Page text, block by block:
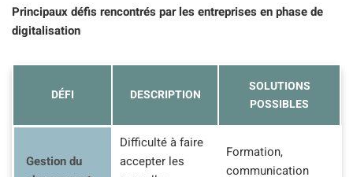
Principaux défis rencontrés par les entreprises en phase de
digitalisation
DÉFI DESCRIPTION
SOLUTIONS
POSSIBLES
Gestion du
Difficulté à faire
accepter les
Formation,
communication